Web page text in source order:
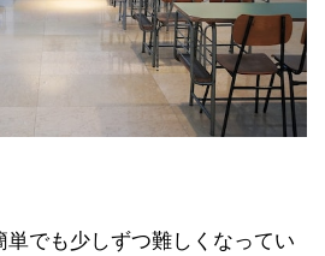
でも少しずつ難しくなってい